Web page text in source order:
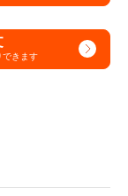
できます